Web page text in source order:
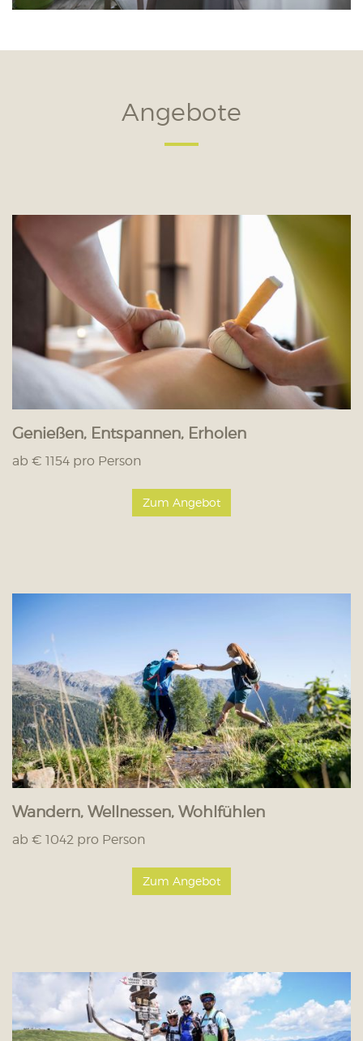
Angebote
Genießen, Entspannen, Erholen
ab € 1154 pro Person
Zum Angebot
Wandern, Wellnessen, Wohlfühlen
ab € 1042 pro Person
Zum Angebot